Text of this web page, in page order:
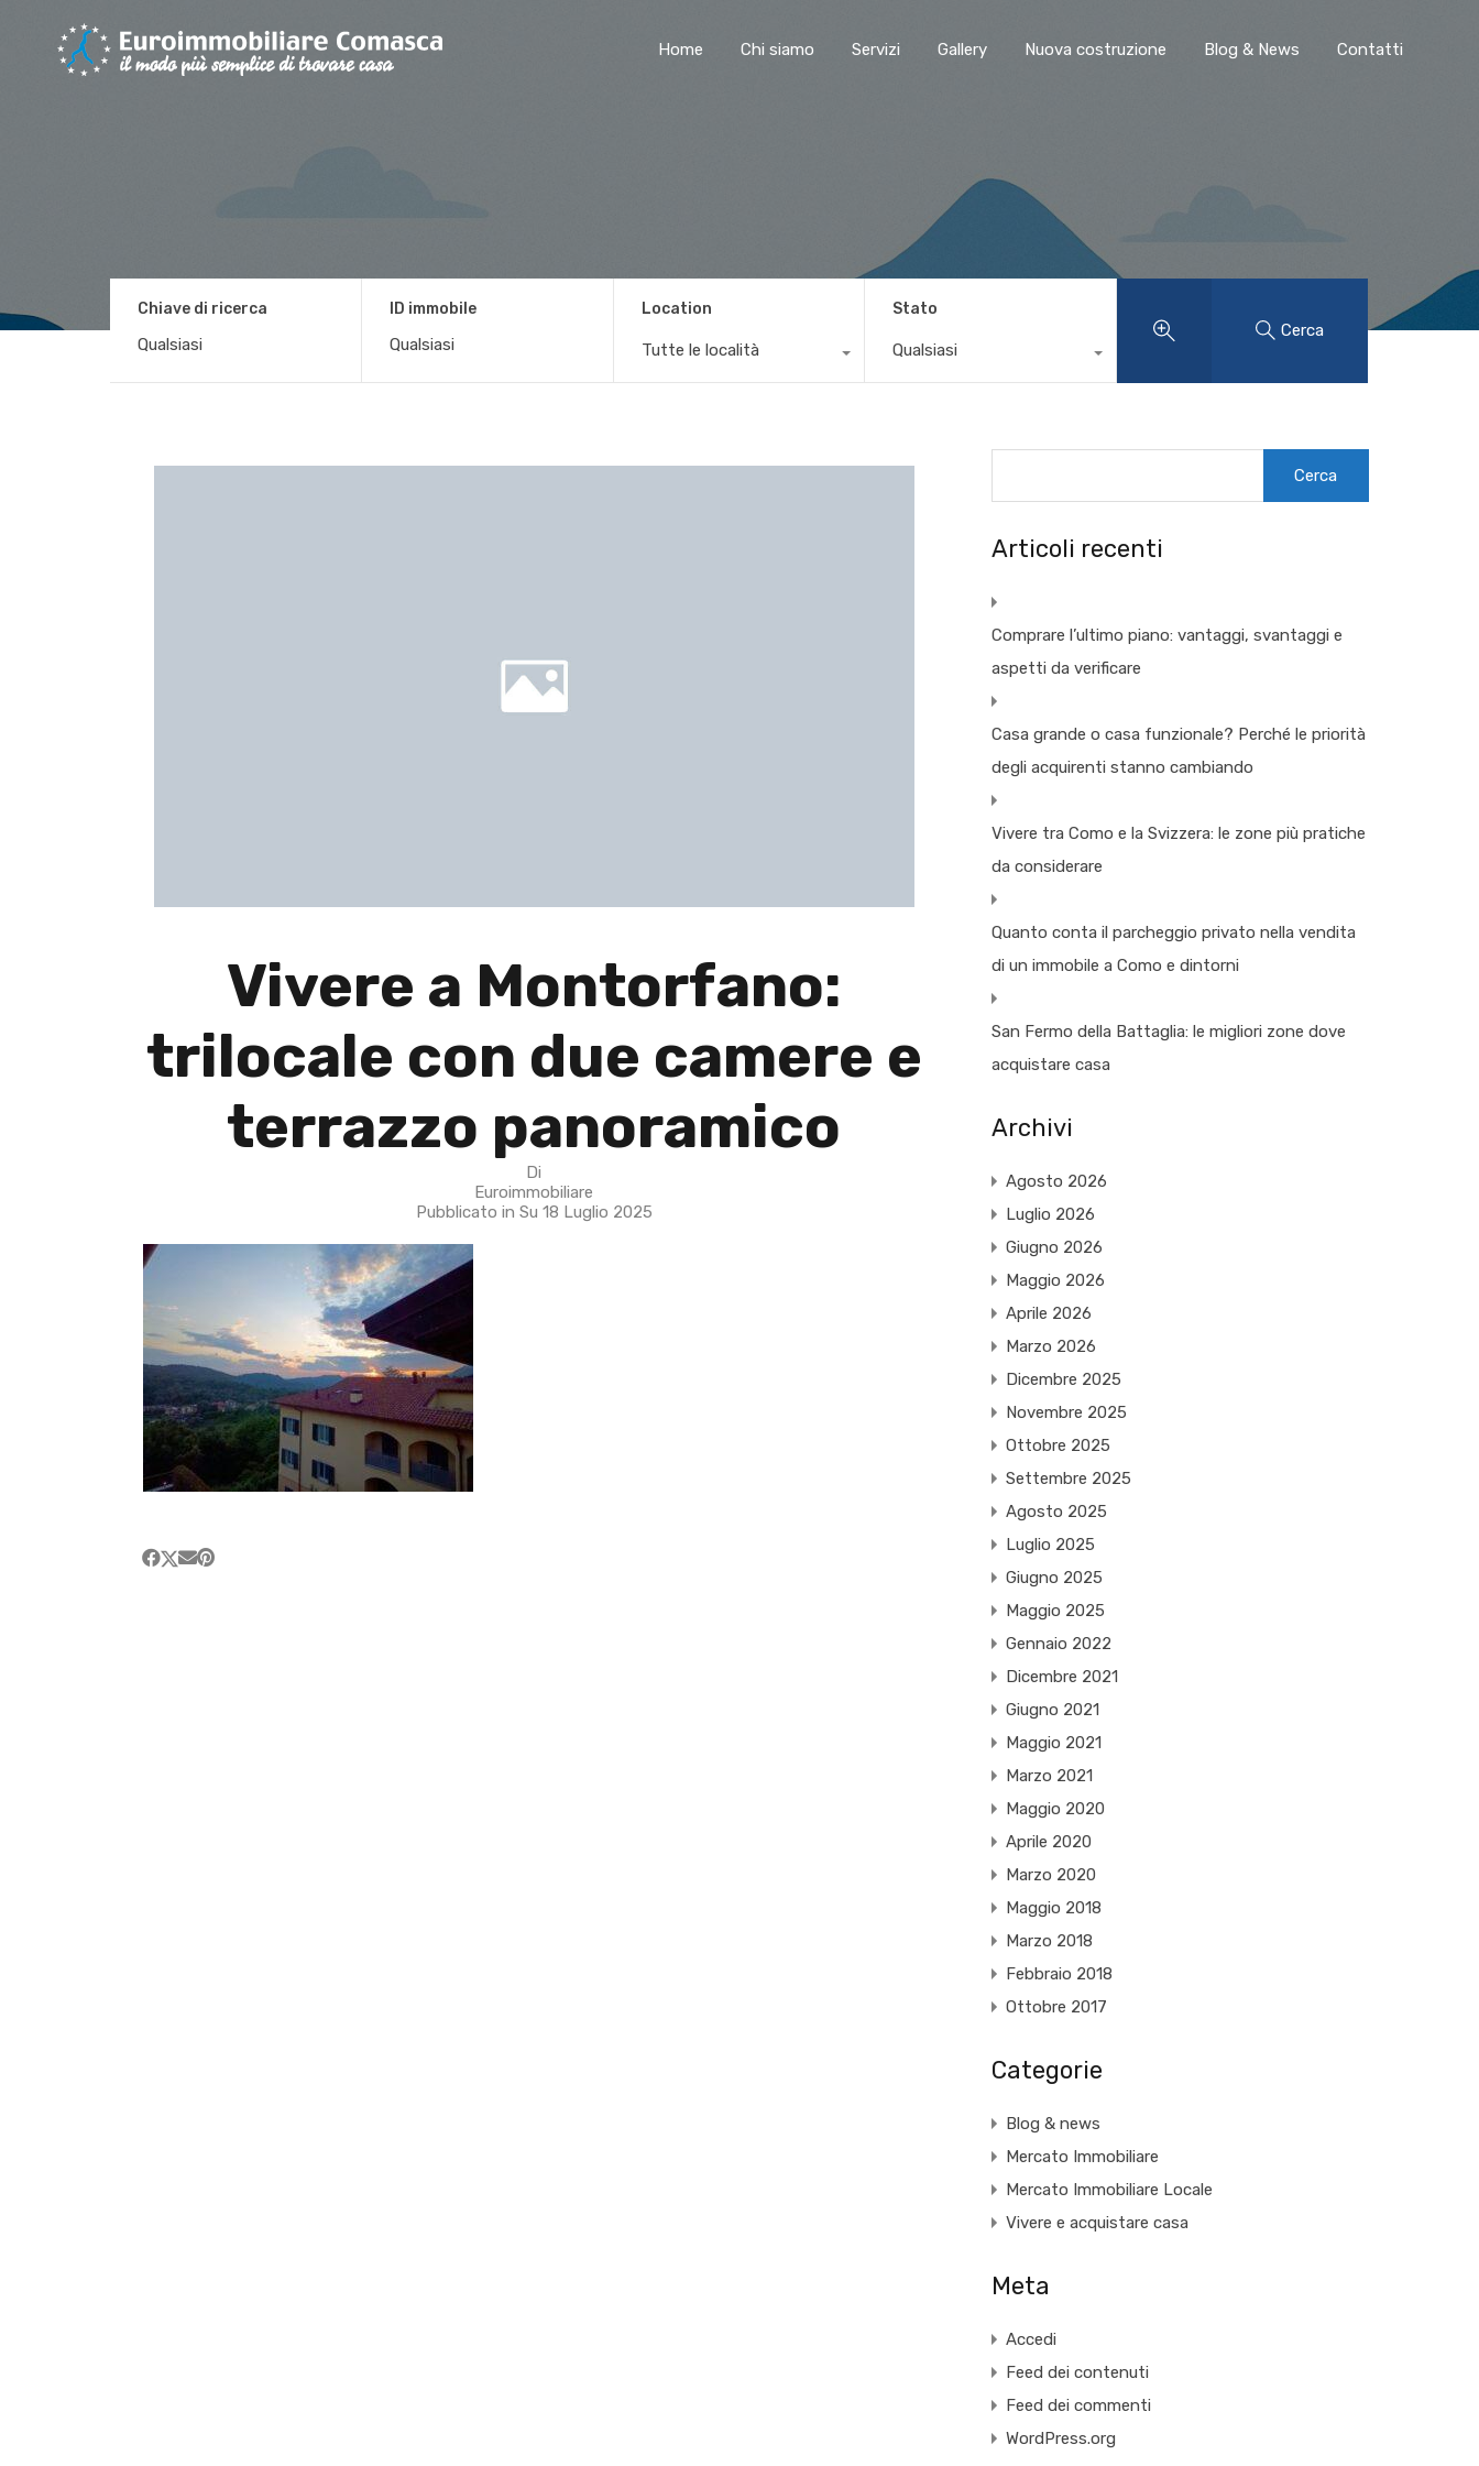
Home Chi siamo Servizi Gallery Nuova costruzione Blog & News Contatti
Chiave di ricerca ID immobile Location
Tutte le località
Stato
Qualsiasi
Cerca
Vivere a Montorfano:
trilocale con due camere e
terrazzo panoramico
Di
Euroimmobiliare
Pubblicato in Su 18 Luglio 2025
Articoli recenti
Comprare l’ultimo piano: vantaggi, svantaggi e
aspetti da verificare
Casa grande o casa funzionale? Perché le priorità
degli acquirenti stanno cambiando
Vivere tra Como e la Svizzera: le zone più pratiche
da considerare
Quanto conta il parcheggio privato nella vendita
di un immobile a Como e dintorni
San Fermo della Battaglia: le migliori zone dove
acquistare casa
Archivi
Agosto 2026
Luglio 2026
Giugno 2026
Maggio 2026
Aprile 2026
Marzo 2026
Dicembre 2025
Novembre 2025
Ottobre 2025
Settembre 2025
Agosto 2025
Luglio 2025
Giugno 2025
Maggio 2025
Gennaio 2022
Dicembre 2021
Giugno 2021
Maggio 2021
Marzo 2021
Maggio 2020
Aprile 2020
Marzo 2020
Maggio 2018
Marzo 2018
Febbraio 2018
Ottobre 2017
Categorie
Blog & news
Mercato Immobiliare
Mercato Immobiliare Locale
Vivere e acquistare casa
Meta
Accedi
Feed dei contenuti
Feed dei commenti
WordPress.org